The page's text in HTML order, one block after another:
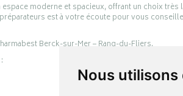
Nous utilisons
moderne et spacieux, offrant un choix
est à votre écoute pour vous
Berck-sur-Mer – Rang-du-Fliers.